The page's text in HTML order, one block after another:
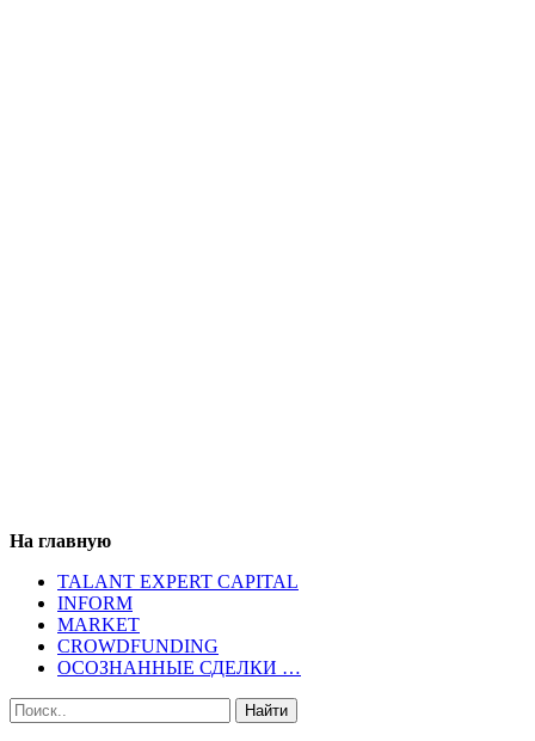
На главную
TALANT EXPERT CAPITAL
INFORM
MARKET
CROWDFUNDING
ОСОЗНАННЫЕ СДЕЛКИ …